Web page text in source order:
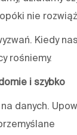
nie
Kiedy
rośniemy.
i szybko
danych.